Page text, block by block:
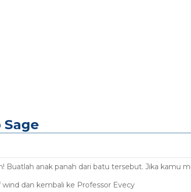
Buatlah anak panah dari batu tersebut. Jika kamu
wind dan kembali ke Professor Evecy